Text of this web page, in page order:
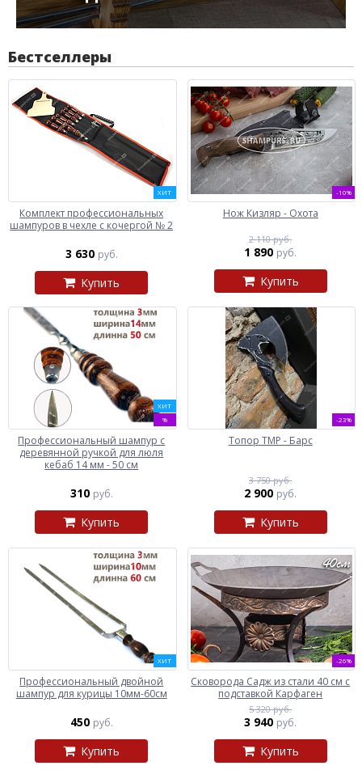
Бестселлеры
ХИТ
Комплект профессиональных
шампуров в чехле с кочергой № 2
3 630 руб.
Купить
-10%
Нож Кизляр - Охота
2 110 руб.
1 890 руб.
Купить
ХИТ
%
Профессиональный шампур с
деревянной ручкой для люля
кебаб 14 мм - 50 см
310 руб.
Купить
-23%
Топор ТМР - Барс
3 750 руб.
2 900 руб.
Купить
ХИТ
Профессиональный двойной
шампур для курицы 10мм-60см
450 руб.
Купить
-26%
Сковорода Садж из стали 40 см с
подставкой Карфаген
5 320 руб.
3 940 руб.
Купить